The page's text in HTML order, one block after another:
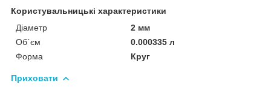
Користувальницькі характеристики
Діаметр
2 мм
Об`єм
0.000335 л
Форма
Круг
Приховати